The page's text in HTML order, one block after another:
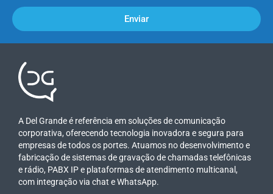
Enviar
A Del Grande é referência em soluções de comunicação
corporativa, oferecendo tecnologia inovadora e segura para
empresas de todos os portes. Atuamos no desenvolvimento e
fabricação de sistemas de gravação de chamadas telefônicas
e rádio, PABX IP e plataformas de atendimento multicanal,
com integração via chat e WhatsApp.